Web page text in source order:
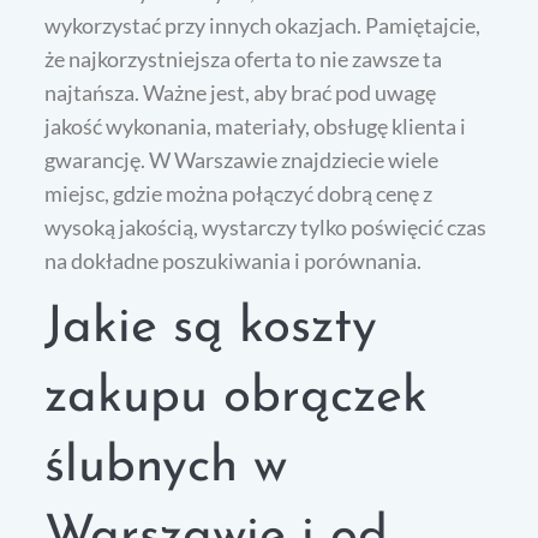
wykorzystać przy innych okazjach. Pamiętajcie,
że najkorzystniejsza oferta to nie zawsze ta
najtańsza. Ważne jest, aby brać pod uwagę
jakość wykonania, materiały, obsługę klienta i
gwarancję. W Warszawie znajdziecie wiele
miejsc, gdzie można połączyć dobrą cenę z
wysoką jakością, wystarczy tylko poświęcić czas
na dokładne poszukiwania i porównania.
Jakie są koszty
zakupu obrączek
ślubnych w